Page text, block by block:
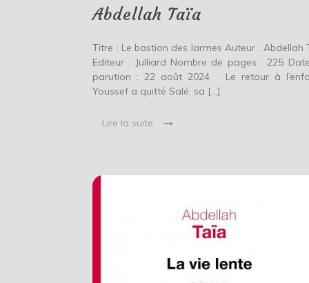
Abdellah Taïa
Titre : Le bastion des larmes Auteur : Abdellah
Editeur : Julliard Nombre de pages : 225
parution : 22 août 2024 Le retour à
Youssef a quitté Salé, sa […]
Lire la suite